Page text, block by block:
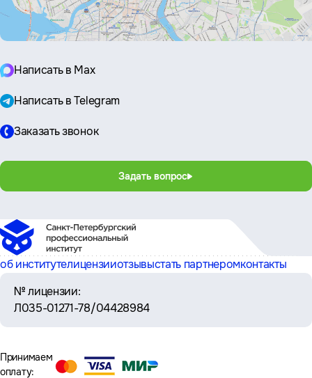
Написать в Max
Написать в Telegram
Заказать звонок
Задать вопрос
об институтелицензииотзывыстать партнеромконтакты
№ лицензии:
Л035-01271-78/04428984
Принимаем
оплату: